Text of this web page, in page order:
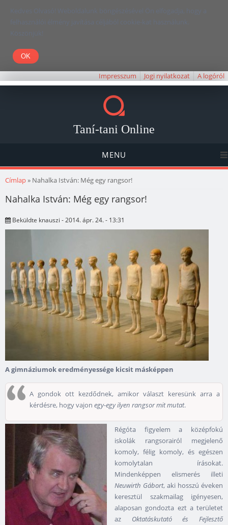
Kedves Olvasó! Weboldalunk böngészésével Ön elfogadja, hogy a
felhasználói élmény javítása céljából cookie-kat használunk.
Köszönjük!
Impresszum Jogi nyilatkozat A logóról
Taní-tani Online
MENU
Jelenlegi hely
Címlap» Nahalka István: Még egy rangsor!
Nahalka István: Még egy rangsor!
Beküldte knauszi - 2014. ápr. 24. - 13:31
A gimnáziumok eredményessége kicsit másképpen
A gondok ott kezdődnek, amikor választ keresünk arra a
kérdésre, hogy vajon egy-egy ilyen rangsor mit mutat.
Régóta figyelem a középfokú
iskolák rangsorairól megjelenő
komoly, félig komoly, és egészen
komolytalan írásokat.
Mindenképpen elismerés illeti
Neuwirth Gábort, aki hosszú éveken
keresztül szakmailag igényesen,
alaposan gondozta ezt a területet
az Oktatáskutató és Fejlesztő